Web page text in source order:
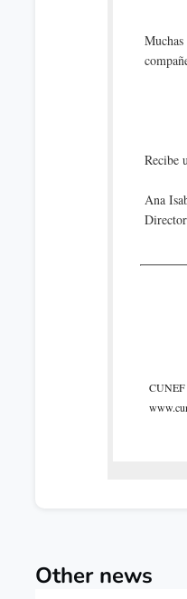
Recibe
Ana
CUNEF
Other news